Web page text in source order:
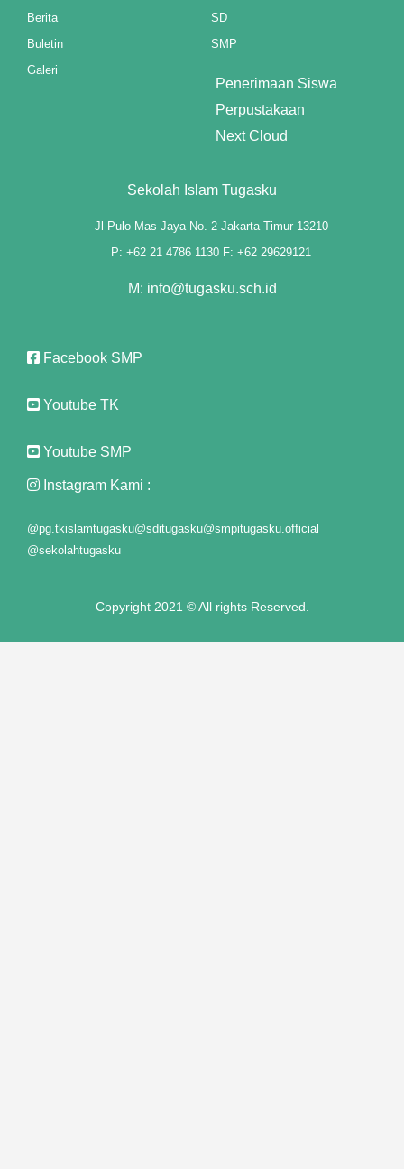
Berita
Buletin
Galeri
SD
SMP
Penerimaan Siswa
Perpustakaan
Next Cloud
Sekolah Islam Tugasku
Jl Pulo Mas Jaya No. 2 Jakarta Timur 13210
P: +62 21 4786 1130 F: +62 29629121
M: info@tugasku.sch.id
Facebook SMP
Youtube TK
Youtube SMP
Instagram Kami :
@pg.tkislamtugasku@sditugasku@smpitugasku.official
@sekolahtugasku
Copyright 2021 © All rights Reserved.